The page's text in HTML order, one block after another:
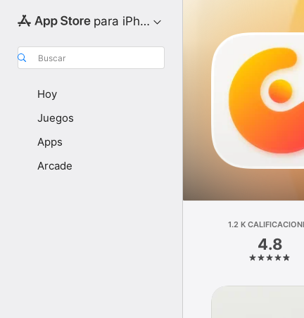
para iPhone
Buscar
Hoy
Juegos
Apps
Arcade
1.2 K
4.8